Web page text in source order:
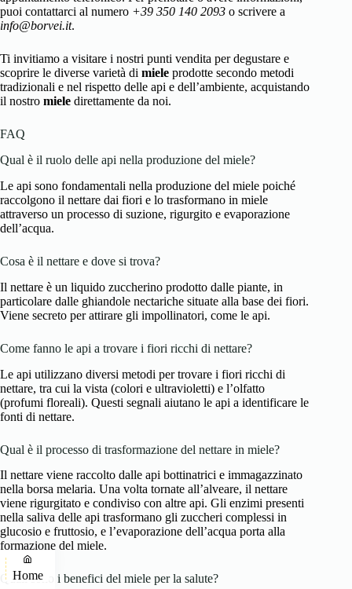
puoi contattarci al numero +39 350 140 2093 o scrivere a
info@borvei.it.
Ti invitiamo a visitare i nostri punti vendita per degustare e
scoprire le diverse varietà di miele prodotte secondo metodi
tradizionali e nel rispetto delle api e dell’ambiente, acquistando
il nostro miele direttamente da noi.
FAQ
Qual è il ruolo delle api nella produzione del miele?
Le api sono fondamentali nella produzione del miele poiché
raccolgono il nettare dai fiori e lo trasformano in miele
attraverso un processo di suzione, rigurgito e evaporazione
dell’acqua.
Cosa è il nettare e dove si trova?
Il nettare è un liquido zuccherino prodotto dalle piante, in
particolare dalle ghiandole nectariche situate alla base dei fiori.
Viene secreto per attirare gli impollinatori, come le api.
Come fanno le api a trovare i fiori ricchi di nettare?
Le api utilizzano diversi metodi per trovare i fiori ricchi di
nettare, tra cui la vista (colori e ultravioletti) e l’olfatto
(profumi floreali). Questi segnali aiutano le api a identificare le
fonti di nettare.
Qual è il processo di trasformazione del nettare in miele?
Il nettare viene raccolto dalle api bottinatrici e immagazzinato
nella borsa melaria. Una volta tornate all’alveare, il nettare
viene rigurgitato e condiviso con altre api. Gli enzimi presenti
nella saliva delle api trasformano gli zuccheri complessi in
glucosio e fruttosio, e l’evaporazione dell’acqua porta alla
formazione del miele.
Quali sono i benefici del miele per la salute?
Home